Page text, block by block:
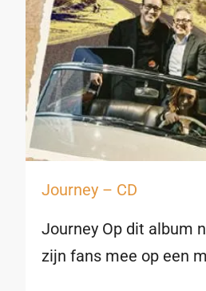
Journey – CD
Journey Op dit album
zijn fans mee op een